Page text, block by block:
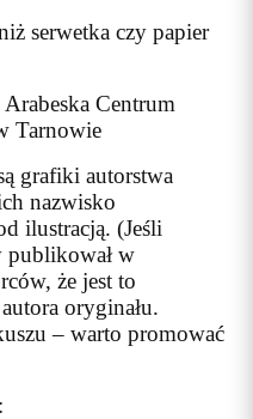
serwetka czy papier
Centrum
Tarnowie
grafiki autorstwa
nazwisko
ilustracją. (Jeśli
publikował w
że jest to
oryginału.
– warto promować